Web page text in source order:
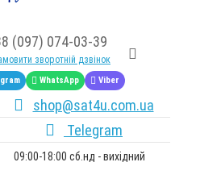
(097) 074-03-39
зворотній дзвінок
WhatsApp Viber
shop@sat4u.com.ua
Telegram
09:00-18:00 сб.нд - вихідний